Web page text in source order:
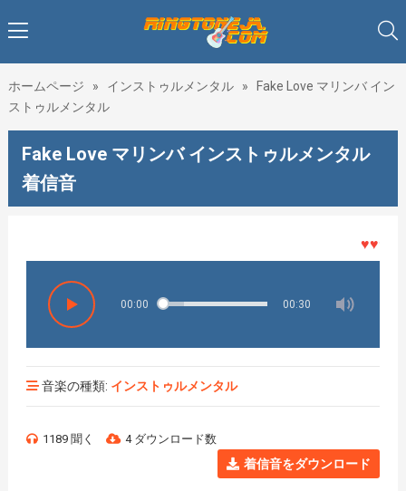
ホームページ » インストゥルメンタル »
Fake Love マリンバ イン
ストゥルメンタル
Fake Love マリンバ インストゥルメンタル
着信音
♥♥♥着メ
00:00 00:30
音楽の種類: インストゥルメンタル
1189 聞く 4 ダウンロード数
着信音をダウンロード